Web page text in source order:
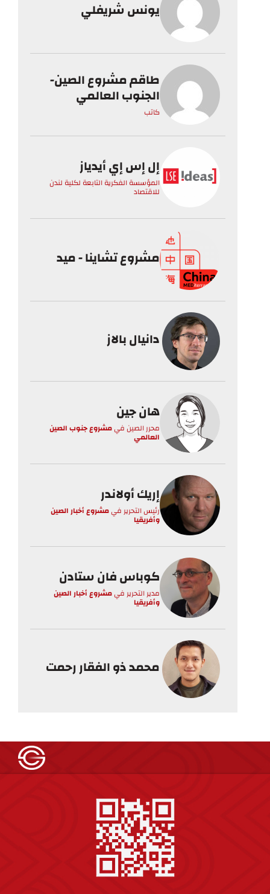
يونس شريفلي
طاقم مشروع الصين-
الجنوب العالمي
كاتب
إل إس إي أيدياز
المؤسسة الفكرية التابعة لكلية لندن
للاقتصاد
مشروع تشاينا - ميد
دانيال بالاز
هان جين
محرر الصينفيمشروع جنوب الصين
العالمي
إريك أولاندر
رئيس التحرير فيمشروع أخبار الصين
وأفريقيا
كوباس فان ستادن
مدير التحرير فيمشروع أخبار الصين
وأفريقيا
محمد ذو الفقار رحمت